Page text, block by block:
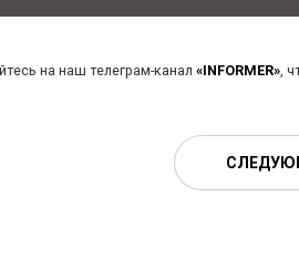
на наш телеграм-канал «INFORMER»,